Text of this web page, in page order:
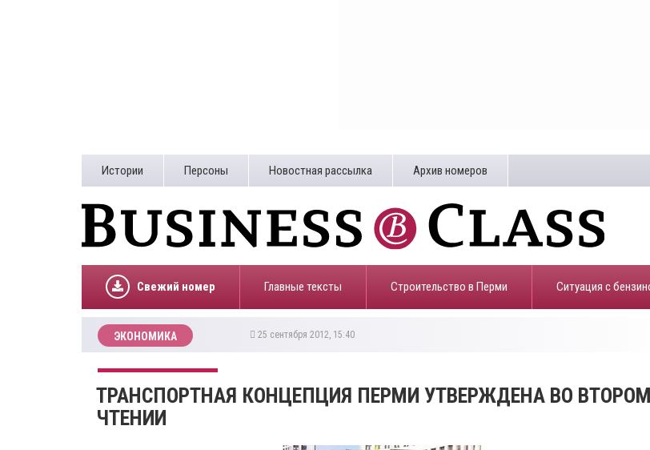
Истории Персоны Новостная рассылка Архив номеров
Свежий номер Главные тексты Строительство в Перми ​Ситуация с
ЭКОНОМИКА 25 сентября 2012, 15:40
ТРАНСПОРТНАЯ КОНЦЕПЦИЯ ПЕРМИ УТВЕРЖДЕНА ВО ВТОРОМ
ЧТЕНИИ